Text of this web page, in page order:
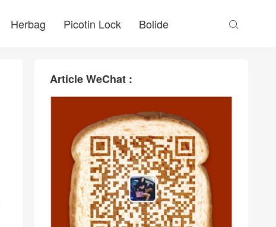
Herbag Picotin Lock Bolide 
Article WeChat :